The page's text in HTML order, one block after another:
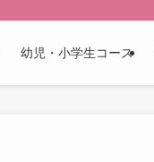
幼児・小学生コース